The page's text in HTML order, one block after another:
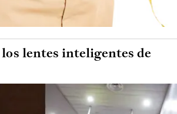
lentes inteligentes de